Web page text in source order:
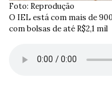
Foto: Reprodução
O IEL está com mais de
com bolsas de até R$2,1 mil